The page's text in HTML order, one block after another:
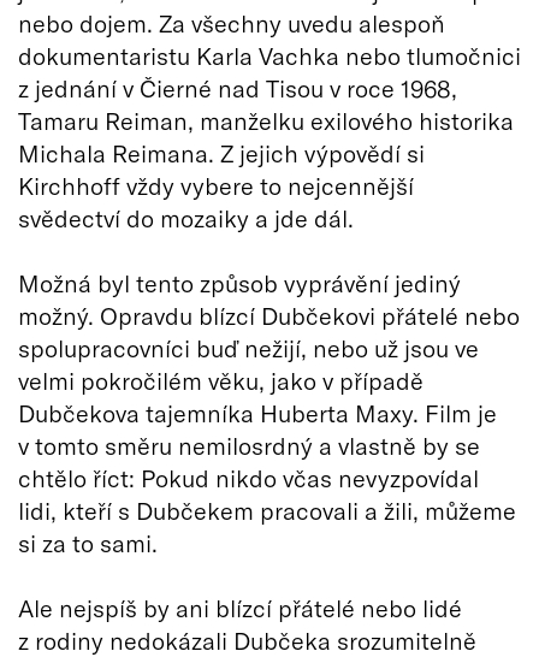
nebo dojem. Za všechny uvedu alespoň
dokumentaristu Karla Vachka nebo tlumočnici
z jednání v Čierné nad Tisou v roce 1968,
Tamaru Reiman, manželku exilového historika
Michala Reimana. Z jejich výpovědí si
Kirchhoff vždy vybere to nejcennější
svědectví do mozaiky a jde dál.
Možná byl tento způsob vyprávění jediný
možný. Opravdu blízcí Dubčekovi přátelé nebo
spolupracovníci buď nežijí, nebo už jsou ve
velmi pokročilém věku, jako v případě
Dubčekova tajemníka Huberta Maxy. Film je
v tomto směru nemilosrdný a vlastně by se
chtělo říct: Pokud nikdo včas nevyzpovídal
lidi, kteří s Dubčekem pracovali a žili, můžeme
si za to sami.
Ale nejspíš by ani blízcí přátelé nebo lidé
z rodiny nedokázali Dubčeka srozumitelně